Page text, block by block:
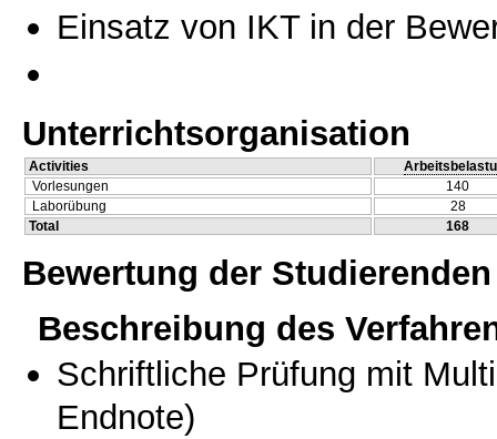
Einsatz von IKT in der
Unterrichtsorganisation
Activities
Vorlesungen
140
Laborübung
28
Total
168
Bewertung der Studierenden
Beschreibung des
Schriftliche Prüfung mit
Endnote)